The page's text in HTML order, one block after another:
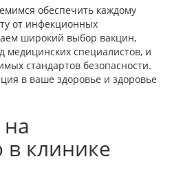
обеспечить каждому
от инфекционных
широкий выбор вакцин,
медицинских специалистов, и
стандартов безопасности.
в ваше здоровье и здоровье
клинике